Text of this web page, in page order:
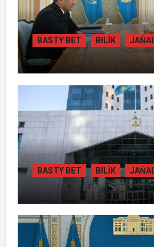
BASTY BET BILİK
ПРЕЗИДЕНТ
БАСШЫСЫН
BASTY BET BILİK
ЖАМБЫЛ
ҚАЙТАРЫЛҒАН
84 МЫҢ ТҰРҒЫН
ҚАМТЫЛАДЫ